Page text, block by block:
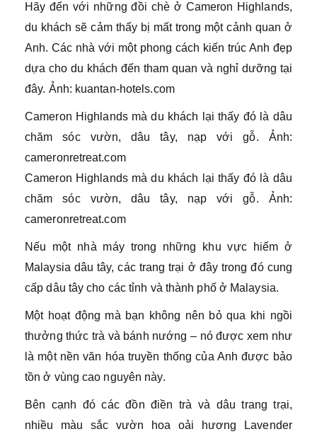
Hãy đến với những đồi chè ở Cameron Highlands,
du khách sẽ cảm thấy bị mất trong một cảnh quan ở
Anh. Các nhà với một phong cách kiến ​​trúc Anh đẹp
dựa cho du khách đến tham quan và nghỉ dưỡng tại
đây. Ảnh: kuantan-hotels.com
Cameron Highlands mà du khách lại thấy đó là dâu
chăm sóc vườn, dâu tây, nạp với gỗ. Ảnh:
cameronretreat.com
Cameron Highlands mà du khách lại thấy đó là dâu
chăm sóc vườn, dâu tây, nạp với gỗ. Ảnh:
cameronretreat.com
Nếu một nhà máy trong những khu vực hiếm ở
Malaysia dâu tây, các trang trại ở đây trong đó cung
cấp dâu tây cho các tỉnh và thành phố ở Malaysia.
Một hoạt động mà bạn không nên bỏ qua khi ngồi
thưởng thức trà và bánh nướng – nó được xem như
là một nền văn hóa truyền thống của Anh được bảo
tồn ở vùng cao nguyên này.
Bên cạnh đó các đồn điền trà và dâu trang trại,
nhiều màu sắc vườn hoa oải hương Lavender